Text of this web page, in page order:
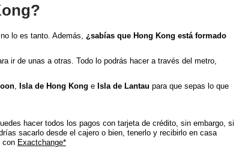
lo es tanto. Además, ¿sabías que Hong Kong está formado
ir de unas a otras. Todo lo podrás hacer a través del metro,
, Isla de Hong Kong e Isla de Lantau para que sepas lo que
hacer todos los pagos con tarjeta de crédito, sin embargo, si
sacarlo desde el cajero o bien, tenerlo y recibirlo en casa
con Exactchange*